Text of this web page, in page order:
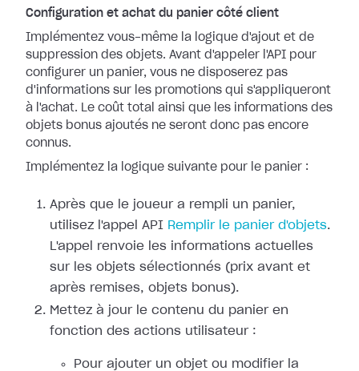
Configuration et achat du panier côté client
Implémentez vous-même la logique d'ajout et de
suppression des objets. Avant d'appeler l'API pour
configurer un panier, vous ne disposerez pas
d'informations sur les promotions qui s'appliqueront
à l'achat. Le coût total ainsi que les informations des
objets bonus ajoutés ne seront donc pas encore
connus.
Implémentez la logique suivante pour le panier :
Après que le joueur a rempli un panier,
utilisez l'appel API Remplir le panier d'objets.
L'appel renvoie les informations actuelles
sur les objets sélectionnés (prix avant et
après remises, objets bonus).
Mettez à jour le contenu du panier en
fonction des actions utilisateur :
Pour ajouter un objet ou modifier la